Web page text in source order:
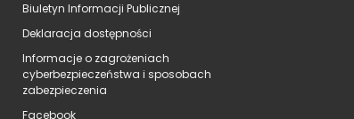
Biuletyn Informacji Publicznej
Deklaracja dostępności
Informacje o zagrożeniach
cyberbezpieczeństwa i sposobach
zabezpieczenia
Facebook